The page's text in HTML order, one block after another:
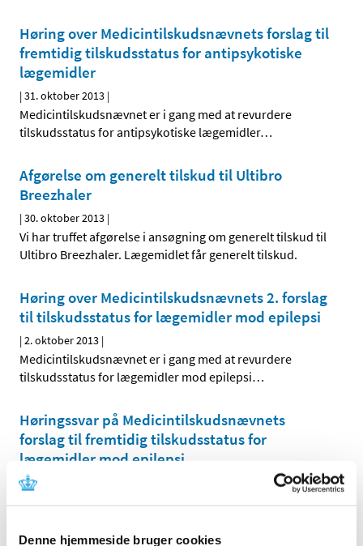
Denne hjemmeside bruger cookies
Høring over Medicintilskuds­nævnets forslag til
fremtidig tilskudsstatus for antipsykotiske
lægemidler
|31. oktober 2013 |
Medicintilskudsnævnet er i gang med at revurdere
tilskudsstatus for antipsykotiske lægemidler…
Afgørelse om generelt tilskud til Ultibro
Breezhaler
|30. oktober 2013 |
Vi har truffet afgørelse i ansøgning om generelt tilskud til
Ultibro Breezhaler. Lægemidlet får generelt tilskud.
Høring over Medicintilskuds­nævnets 2. forslag
til tilskudsstatus for lægemidler mod epilepsi
|2. oktober 2013 |
Medicintilskudsnævnet er i gang med at revurdere
tilskudsstatus for lægemidler mod epilepsi…
Høringssvar på Medicintilskudsnævnets
forslag til fremtidig tilskudsstatus for
lægemidler mod epilepsi
|29. september 2013